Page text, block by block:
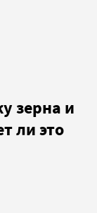
зерна и
ли это